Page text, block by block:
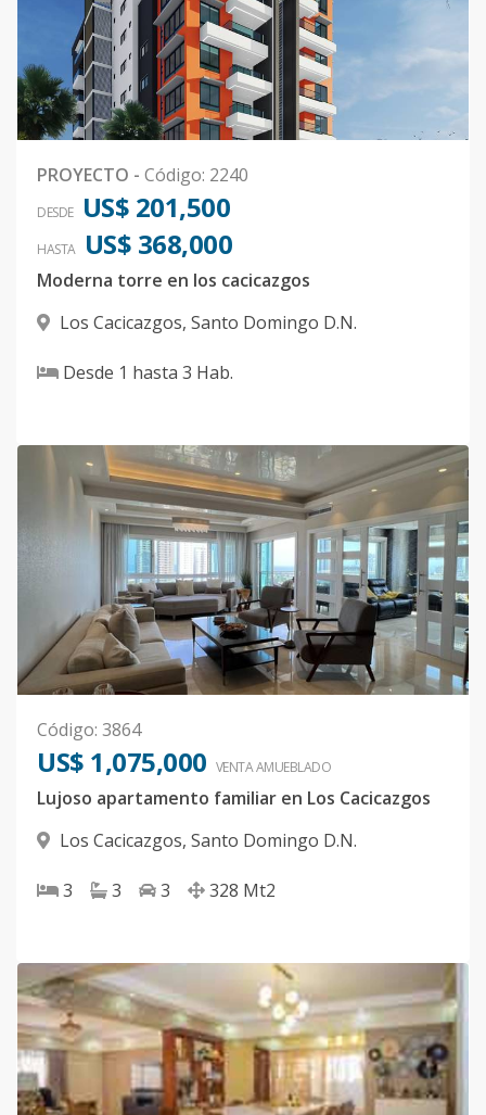
PROYECTO - Código: 2240
DESDE US$ 201,500
HASTA US$ 368,000
Moderna torre en los cacicazgos
Los Cacicazgos, Santo Domingo D.N.
Desde 1 hasta 3 Hab.
Código: 3864
US$ 1,075,000 VENTA AMUEBLADO
Lujoso apartamento familiar en Los Cacicazgos
Los Cacicazgos, Santo Domingo D.N.
3 3 3 328 Mt2